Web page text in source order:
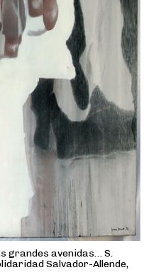
grandes avenidas… S.
Salvador-Allende,